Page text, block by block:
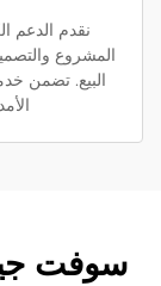
نقدم الدعم
المشروع
البيع. تضمن
سوفت